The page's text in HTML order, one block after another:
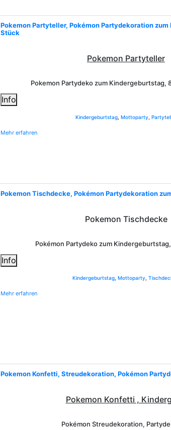
Pokemon Partyteller, Pokémon Partydekoration
Stück
Pokemon Partyteller
Pokemon Partydeko zum Kindergeburtstag,
Info
Kindergeburtstag Mottoparty
Mehr erfahren
Pokemon Tischdecke, Pokémon Partydekoration
Pokemon Tischdecke
Pokémon Partydekozum Kindergeburtstag
Info
Kindergeburtstag Mottoparty
Mehr erfahren
Pokemon Konfetti, Streudekoration, Pokémon
Pokemon Konfetti ,
Pokémon Streudekoration,